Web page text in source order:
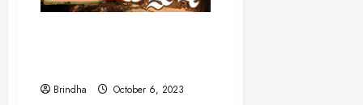
Brindha October 6, 2023